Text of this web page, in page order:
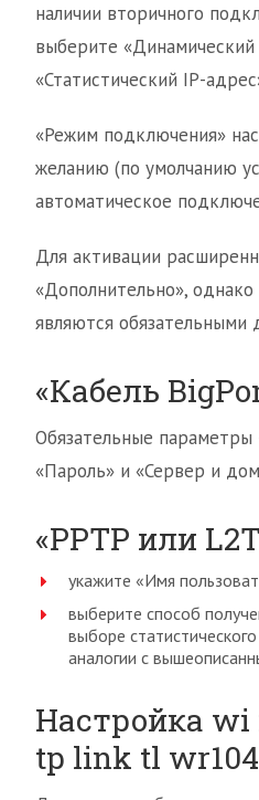
наличии вторичного
выберите
«Статистический IP-
«Режим подключения»
желанию (по умолчанию
автоматическое
Для активации
«Дополнительно»,
являются обязательными
«Кабель
Обязательные параметры
«Пароль» и «Сервер и
«PPTP или
укажите «Имя
выберите способ
выборе
аналогии с
Настройка wi
tp link tl